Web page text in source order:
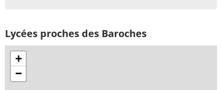
Lycées proches des Baroches
+
−